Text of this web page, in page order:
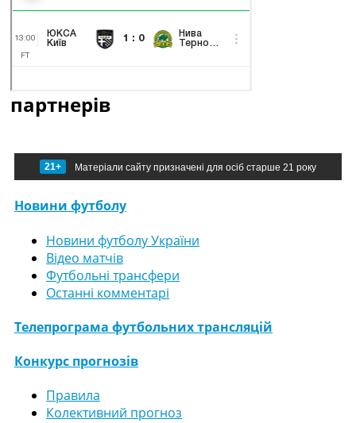
партнерів
21+ Матеріали сайту призначені для осіб старше 21 року
Новини футболу
Новини футболу України
Відео матчів
Футбольні трансфери
Останні комментарі
Телепрограма футбольних трансляцій
Конкурс прогнозів
Правила
Колективний прогноз